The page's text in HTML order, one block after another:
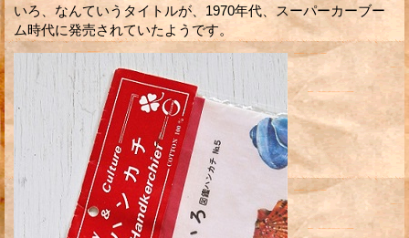
いろ、なんていうタイトルが、1970年代、スーパーカーブー
ム時代に発売されていたようです。